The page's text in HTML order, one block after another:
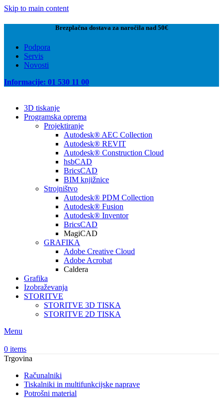
Skip to main content
Brezplačna dostava za naročila nad 50€
Podpora
Servis
Novosti
Informacije: 01 530 11 00
3D tiskanje
Programska oprema
Projektiranje
Autodesk® AEC Collection
Autodesk® REVIT
Autodesk® Construction Cloud
hsbCAD
BricsCAD
BIM knjižnice
Strojništvo
Autodesk® PDM Collection
Autodesk® Fusion
Autodesk® Inventor
BricsCAD
MagiCAD
GRAFIKA
Adobe Creative Cloud
Adobe Acrobat
Caldera
Grafika
Izobraževanja
STORITVE
STORITVE 3D TISKA
STORITVE 2D TISKA
Menu
0 items
Trgovina
Računalniki
Tiskalniki in multifunkcijske naprave
Potrošni material